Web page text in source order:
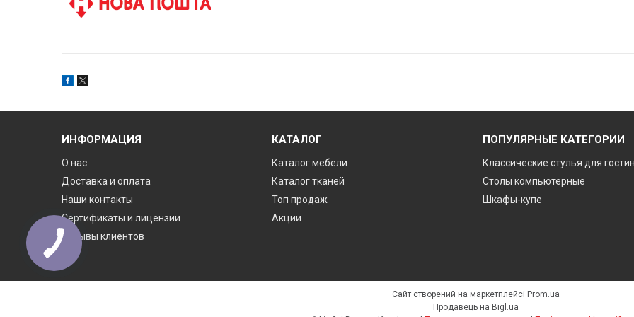
ИНФОРМАЦИЯ
О нас
Доставка и оплата
Наши контакты
Сертификаты и лицензии
Отзывы клиентов
КАТАЛОГ
Каталог мебели
Каталог тканей
Топ продаж
Акции
ПОПУЛЯРНЫЕ КАТЕГОРИИ
Классические стулья для
Столы компьютерные
Шкафы-купе
Сайт створений на маркетплейсі Prom.ua
Продавець на Bigl.ua